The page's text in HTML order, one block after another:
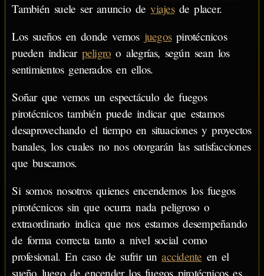
También suele ser anuncio deviajesde placer.
Los sueños en donde vemos juegospirotécnicos
pueden indicar peligro o alegrías, según sean los
sentimientos generados en ellos.
Soñar que vemos un espectáculo de fuegos
pirotécnicos también puede indicar que estamos
desaprovechando el tiempo en situaciones y proyectos
banales, los cuales no nos otorgarán las satisfacciones
que buscamos.
Si somos nosotros quienes encendemos los fuegos
pirotécnicos sin que ocurra nada peligroso o
extraordinario indica que nos estamos desempeñando
de forma correcta tanto a nivel social como
profesional. En caso de sufrir unaccidente en el
sueño luego de encender los fuegos pirotécnicos es